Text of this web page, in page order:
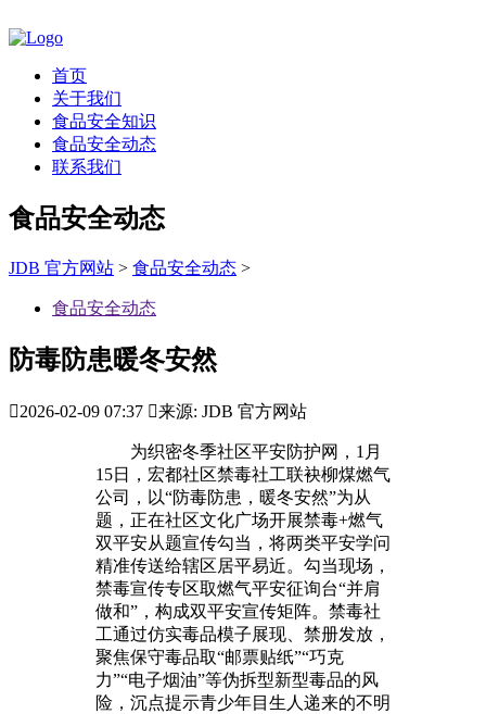
首页
关于我们
食品安全知识
食品安全动态
联系我们
食品安全动态
JDB 官方网站 > 食品安全动态 >
食品安全动态
防毒防患暖冬安然
2026-02-09 07:37 来源: JDB 官方网站
为织密冬季社区平安防护网，1月
15日，宏都社区禁毒社工联袂柳煤燃气
公司，以“防毒防患，暖冬安然”为从
题，正在社区文化广场开展禁毒+燃气
双平安从题宣传勾当，将两类平安学问
精准传送给辖区居平易近。勾当现场，
禁毒宣传专区取燃气平安征询台“并肩
做和”，构成双平安宣传矩阵。禁毒社
工通过仿实毒品模子展现、禁册发放，
聚焦保守毒品取“邮票贴纸”“巧克
力”“电子烟油”等伪拆型新型毒品的风
险，沉点提示青少年目生人递来的不明